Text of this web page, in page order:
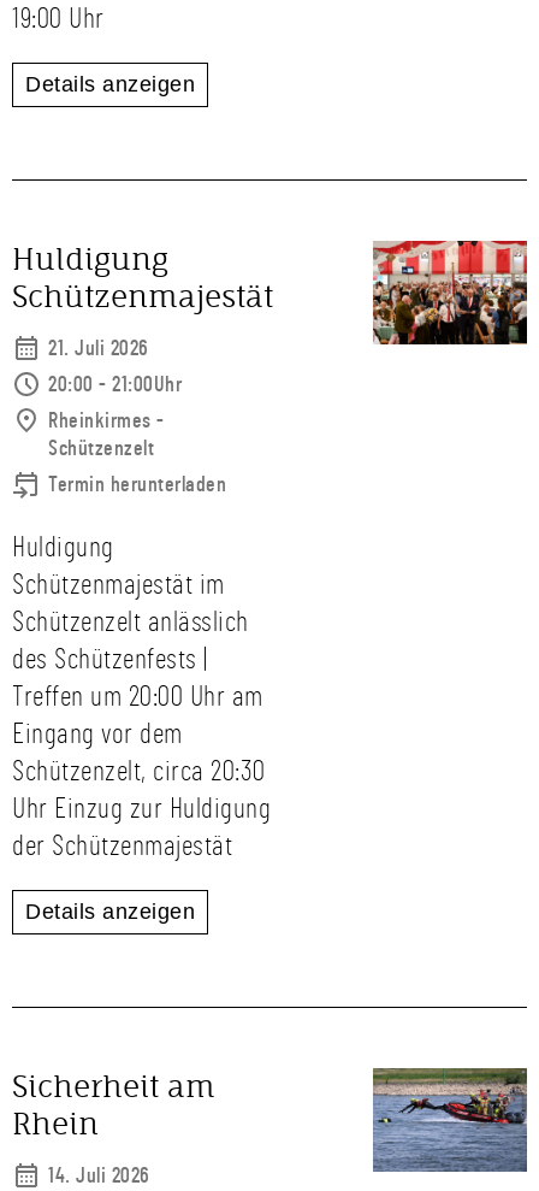
19:00 Uhr
Details anzeigen
Huldigung
Schützenmajestät
21. Juli 2026
20:00 - 21:00Uhr
Rheinkirmes -
Schützenzelt
Termin herunterladen
Huldigung
Schützenmajestät im
Schützenzelt anlässlich
des Schützenfests |
Treffen um 20:00 Uhr am
Eingang vor dem
Schützenzelt, circa 20:30
Uhr Einzug zur Huldigung
der Schützenmajestät
Details anzeigen
Sicherheit am
Rhein
14. Juli 2026